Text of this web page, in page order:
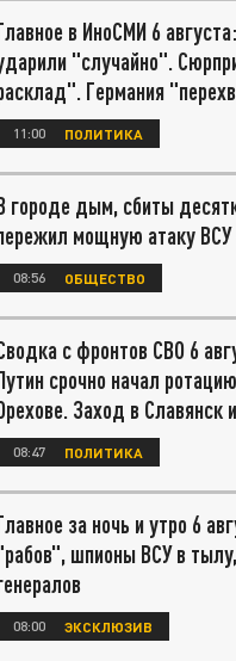
в ИноСМИ 6
"случайно".
Германия
11:00 ПОЛИТИКА
городе дым, сбиты
мощную атаку ВСУ
08:56 ОБЩЕСТВО
с фронтов СВО 6
срочно начал
Заход в Славянск
08:47 ПОЛИТИКА
за ночь и утро 6
шпионы ВСУ в
08:00 ЭКСКЛЮЗИВ